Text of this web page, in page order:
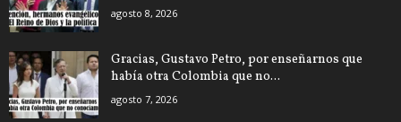
agosto 8, 2026
Gracias, Gustavo Petro, por enseñarnos que
había otra Colombia que no...
agosto 7, 2026